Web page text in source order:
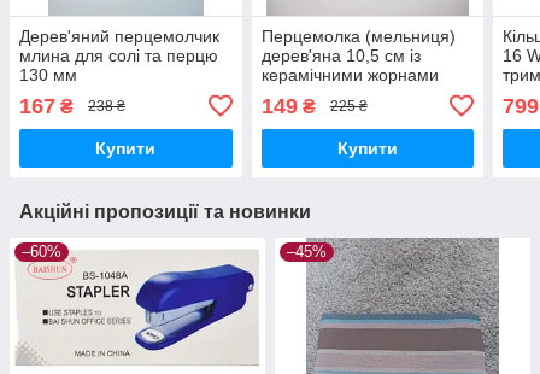
Дерев'яний перцемолчик
млина для солі та перцю
130 мм
167 ₴ 238 ₴
Купити
Перцемолка (мельниця)
дерев'яна 10,5 см із
керамічними жорнами
149₴ 225 ₴
Купити
16
799
Акційні пропозиції та новинки
–60% –45%